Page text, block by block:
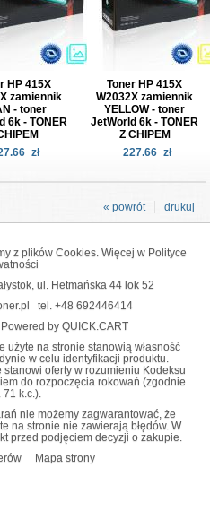
HP 415X
zamiennik
- toner
6k - TONER
zł
Toner HP 415X
W2032X zamiennik
YELLOW - toner
JetWorld 6k - TONER
Z CHIPEM
227.66 zł
drukuj
« powrót
z plików Cookies. Więcej w Polityce
ul. Hetmańska 44 lok 52
tel. +48 692446414
Powered by QUICK.CART
użyte na stronie stanowią własność
w celu identyfikacji produktu.
oferty w rozumieniu Kodeksu
do rozpoczęcia rokowań (zgodnie
71 k.c.).
nie możemy zagwarantować, że
na stronie nie zawierają błędów. W
przed podjęciem decyzji o zakupie.
Mapa strony